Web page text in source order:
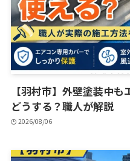
【羽村市】外壁塗装中
どうする？職人が解説
2026/08/06